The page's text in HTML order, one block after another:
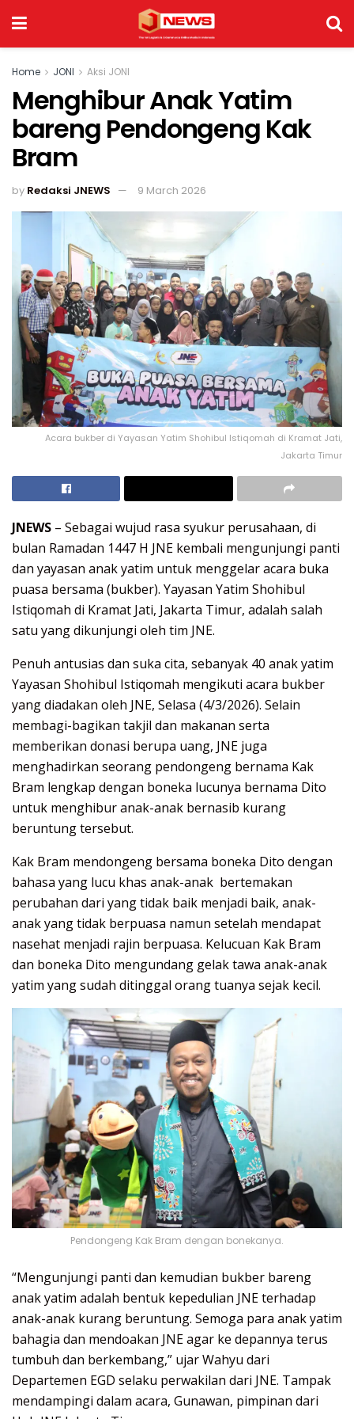
Home JONI Aksi JONI
Menghibur Anak Yatim
bareng Pendongeng Kak
Bram
by Redaksi JNEWS 9 March 2026
Acara bukber di Yayasan Yatim Shohibul Istiqomah di Kramat Jati,
Jakarta Timur
JNEWS – Sebagai wujud rasa syukur perusahaan, di
bulan Ramadan 1447 H JNE kembali mengunjungi panti
dan yayasan anak yatim untuk menggelar acara buka
puasa bersama (bukber). Yayasan Yatim Shohibul
Istiqomah di Kramat Jati, Jakarta Timur, adalah salah
satu yang dikunjungi oleh tim JNE.
Penuh antusias dan suka cita, sebanyak 40 anak yatim
Yayasan Shohibul Istiqomah mengikuti acara bukber
yang diadakan oleh JNE, Selasa (4/3/2026). Selain
membagi-bagikan takjil dan makanan serta
memberikan donasi berupa uang, JNE juga
menghadirkan seorang pendongeng bernama Kak
Bram lengkap dengan boneka lucunya bernama Dito
untuk menghibur anak-anak bernasib kurang
beruntung tersebut.
Kak Bram mendongeng bersama boneka Dito dengan
bahasa yang lucu khas anak-anak bertemakan
perubahan dari yang tidak baik menjadi baik, anak-
anak yang tidak berpuasa namun setelah mendapat
nasehat menjadi rajin berpuasa. Kelucuan Kak Bram
dan boneka Dito mengundang gelak tawa anak-anak
yatim yang sudah ditinggal orang tuanya sejak kecil.
Pendongeng Kak Bram dengan bonekanya.
“Mengunjungi panti dan kemudian bukber bareng
anak yatim adalah bentuk kepedulian JNE terhadap
anak-anak kurang beruntung. Semoga para anak yatim
bahagia dan mendoakan JNE agar ke depannya terus
tumbuh dan berkembang,” ujar Wahyu dari
Departemen EGD selaku perwakilan dari JNE. Tampak
mendampingi dalam acara, Gunawan, pimpinan dari